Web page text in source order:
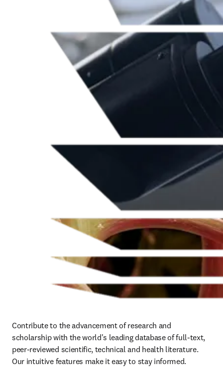
Contribute to the advancement of research and
scholarship with the world's leading database of full-text,
peer-reviewed scientific, technical and health literature.
Our intuitive features make it easy to stay informed.